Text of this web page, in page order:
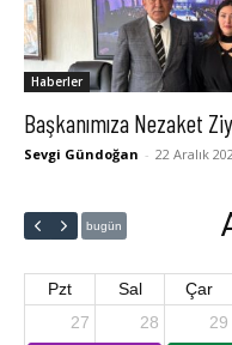
Haberler
Başkanımıza Nezaket
Sevgi Gündoğan - 22 Aralık
bugün
Pzt Sal Çar
27
28 29